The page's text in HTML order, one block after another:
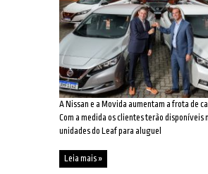
A Nissan e a Movida aumentam a frota de
Com a medida os clientes terão disponíveis
unidades do Leaf para aluguel
Leia mais »